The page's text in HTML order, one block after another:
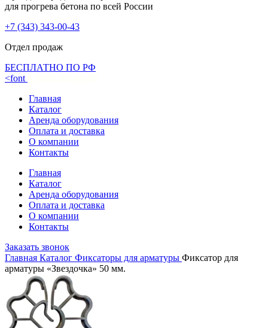
для прогрева бетона по всей России
+7 (343) 343-00-43
Отдел продаж
БЕСПЛАТНО ПО РФ
<font
Главная
Каталог
Аренда оборудования
Оплата и доставка
О компании
Контакты
Главная
Каталог
Аренда оборудования
Оплата и доставка
О компании
Контакты
Заказать звонок
Главная Каталог Фиксаторы для арматуры Фиксатор для
арматуры «Звездочка» 50 мм.